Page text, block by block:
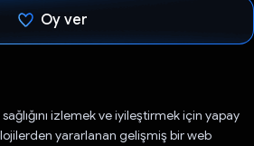
Oy ver
izlemek ve iyileştirmek için yapay
yararlanan gelişmiş bir web